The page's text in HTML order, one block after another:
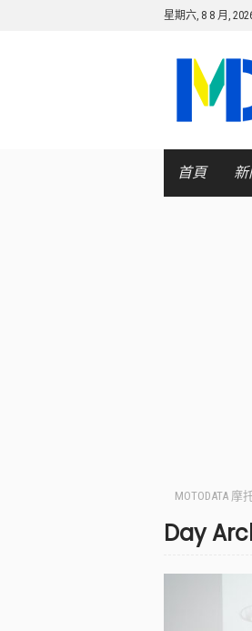
星期六, 8 8 月,
首頁 新
MOTODATA 摩
Day